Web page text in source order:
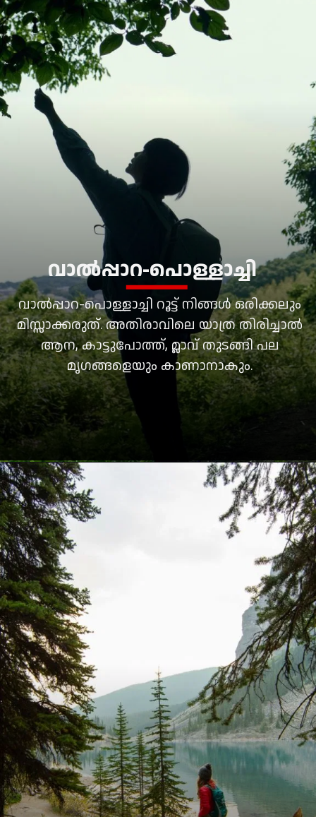
വാല്‍പ്പാറ-പൊള്ളാച്ചി റൂട്ട് നിങ്ങള്‍ ഒരിക്കലും
മിസ്സാക്കരുത്. അതിരാവിലെ യാത്ര തിരിച്ചാല്‍
ആന, കാട്ടുപോത്ത്, മ്ലാവ് തുടങ്ങി പല
മൃഗങ്ങളെയും കാണാനാകും.
വാല്‍പ്പാറ-പൊള്ളാച്ചി